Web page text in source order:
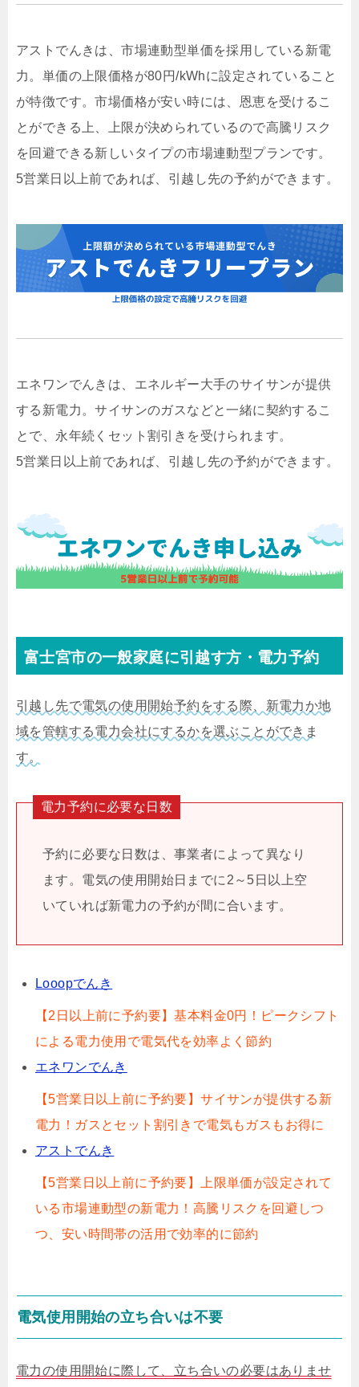
アストでんきは、市場連動型単価を採用している新電
力。単価の上限価格が80円/kWhに設定されていること
が特徴です。市場価格が安い時には、恩恵を受けるこ
とができる上、上限が決められているので高騰リスク
を回避できる新しいタイプの市場連動型プランです。
5営業日以上前であれば、引越し先の予約ができます。
エネワンでんきは、エネルギー大手のサイサンが提供
する新電力。サイサンのガスなどと一緒に契約するこ
とで、永年続くセット割引きを受けられます。
5営業日以上前であれば、引越し先の予約ができます。
富士宮市の一般家庭に引越す方・電力予約
引越し先で電気の使用開始予約をする際、新電力か地
域を管轄する電力会社にするかを選ぶことができま
す。
電力予約に必要な日数
予約に必要な日数は、事業者によって異なり
ます。電気の使用開始日までに2～5日以上空
いていれば新電力の予約が間に合います。
Looopでんき
【2日以上前に予約要】基本料金0円！ピークシフト
による電力使用で電気代を効率よく節約
エネワンでんき
【5営業日以上前に予約要】サイサンが提供する新
電力！ガスとセット割引きで電気もガスもお得に
アストでんき
【5営業日以上前に予約要】上限単価が設定されて
いる市場連動型の新電力！高騰リスクを回避しつ
つ、安い時間帯の活用で効率的に節約
電気使用開始の立ち合いは不要
電力の使用開始に際して、立ち合いの必要はありませ